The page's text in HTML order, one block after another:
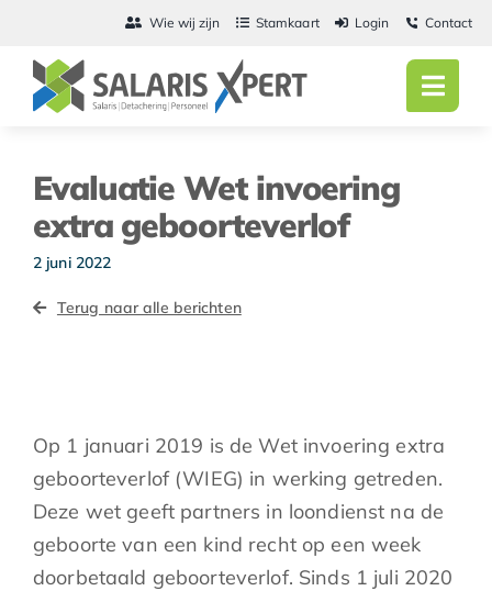
inhoud
Wie wij zijn Stamkaart Login Contact
Evaluatie Wet invoering
extra geboorteverlof
2 juni 2022
Terug naar alle berichten
Op 1 januari 2019 is de Wet invoering extra
geboorteverlof (WIEG) in werking getreden.
Deze wet geeft partners in loondienst na de
geboorte van een kind recht op een week
doorbetaald geboorteverlof. Sinds 1 juli 2020